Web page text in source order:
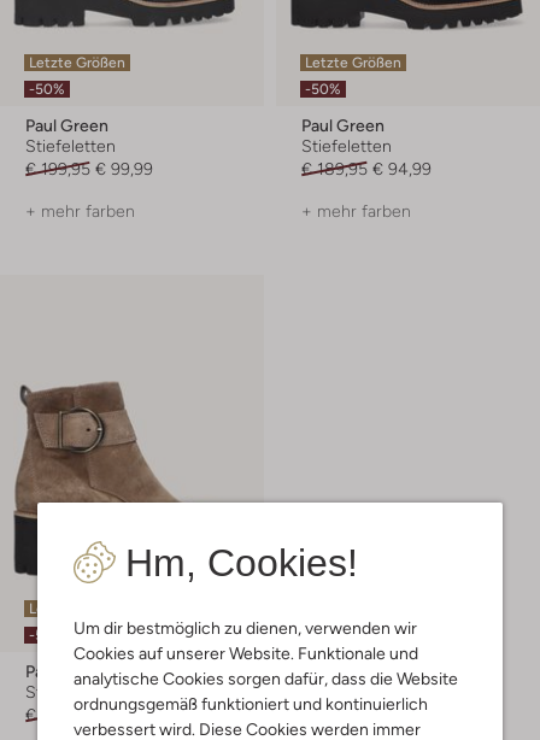
Hm, Cookies!
Um dir bestmöglich zu dienen, verwenden wir
Cookies auf unserer Website. Funktionale und
analytische Cookies sorgen dafür, dass die Website
ordnungsgemäß funktioniert und kontinuierlich
verbessert wird. Diese Cookies werden immer
Letzte Größen
-50%
Paul Green
Stiefeletten
€ 199,95 € 99,99
+ mehr farben
Letzte Größen
-50%
Paul Green
Stiefeletten
€ 189,95 € 94,99
+ mehr farben
Letzte Größen
-50%
Paul Green
Stiefeletten
€ 199,95 € 99,99